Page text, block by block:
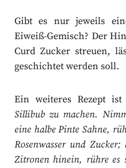
Gibt es nur jeweils
Eiweiß-Gemisch? Der
Curd Zucker streuen,
geschichtet werden soll.
Ein weiteres Rezept ist
Sillibub zu machen.
eine halbe Pinte Sahne,
Rosenwasser und
Zitronen hinein, rühre es